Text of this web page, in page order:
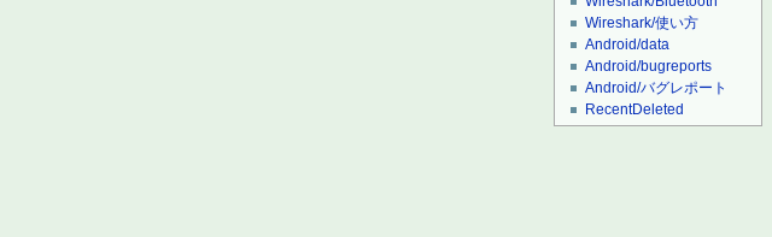
Wireshark/使い方
Android/data
Android/bugreports
Android/バグレポート
RecentDeleted